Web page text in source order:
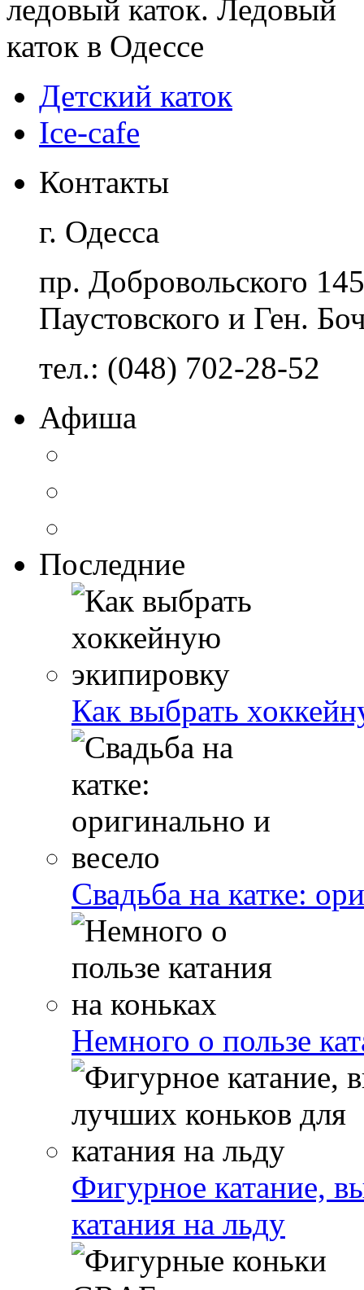
Детский каток
Ice-cafe
Контакты
г. Одесса
пр. Добровольского
Паустовского и Ген.
тел.: (048) 702-28-52
Афиша
Последние
Как выбрать
Свадьба на катке:
Немного о пользе
Фигурное катание,
катания на льду